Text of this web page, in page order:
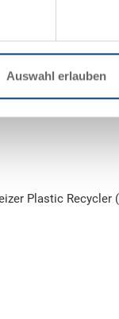
Auswahl erlauben
zu Zweien)
Plastic